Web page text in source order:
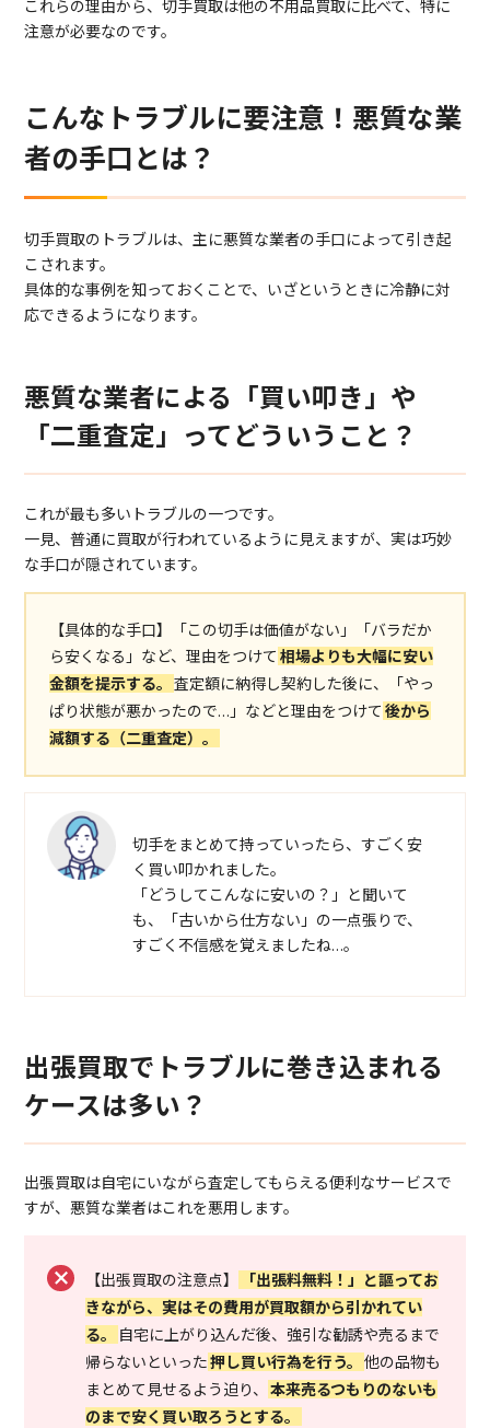
これらの理由から、切手買取は他の不用品買取に比べて、特に
注意が必要なのです。
こんなトラブルに要注意！悪質な業
者の手口とは？
切手買取のトラブルは、主に悪質な業者の手口によって引き起
こされます。
具体的な事例を知っておくことで、いざというときに冷静に対
応できるようになります。
悪質な業者による「買い叩き」や
「二重査定」ってどういうこと？
これが最も多いトラブルの一つです。
一見、普通に買取が行われているように見えますが、実は巧妙
な手口が隠されています。
【具体的な手口】「この切手は価値がない」「バラだか
ら安くなる」など、理由をつけて 相場よりも大幅に安い
金額を提示する。
査定額に納得し契約した後に、「やっ
ぱり状態が悪かったので…」などと理由をつけて 後から
減額する（二重査定）。
切手をまとめて持っていったら、すごく安
く買い叩かれました。
「どうしてこんなに安いの？」と聞いて
も、「古いから仕方ない」の一点張りで、
すごく不信感を覚えましたね…。
出張買取でトラブルに巻き込まれる
ケースは多い？
出張買取は自宅にいながら査定してもらえる便利なサービスで
すが、悪質な業者はこれを悪用します。
【出張買取の注意点】
「出張料無料！」と謳ってお
きながら、実はその費用が買取額から引かれてい
る。
自宅に上がり込んだ後、強引な勧誘や売るまで
帰らないといった 押し買い行為を行う。
他の品物も
まとめて見せるよう迫り、
本来売るつもりのないも
のまで安く買い取ろうとする。